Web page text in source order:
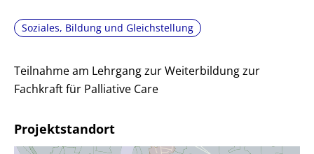
Soziales, Bildung und Gleichstellung
Teilnahme am Lehrgang zur Weiterbildung zur
Fachkraft für Palliative Care
Projektstandort